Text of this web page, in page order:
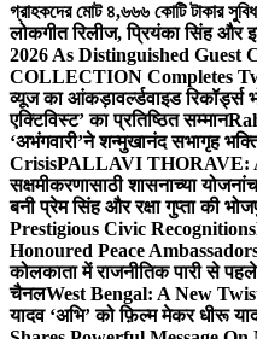
গ্রাহকদের মোট ৪,৬৬৬ কোটি টাকার
लोकगीत रिलीज, प्रियंका सिंह और
2026 As Distinguished Guest
COLLECTION Completes
व्यूज का आंकड़ावर्ल्डवाइड
एक्टिविस्ट’ का प्रतिष्ठित सम्मान
‘अभंगवारी’ने शन्मुखानंद सभागृह
CrisisPALLAVI THORAVE:
सक्षमीकरणासाठी शासनाच्या
बनी प्रेम सिंह और रक्षा गुप्ता की
Prestigious Civic Recognitions
Honoured Peace
कोलकाता में राजनीतिक पारी से पहले
चैनलWest Bengal: A New
यादव ‘अभि’ को फ़िल्म मेकर धीरू